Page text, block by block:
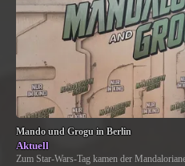
Mando und Grogu in Berlin
Aktuell
Zum Star-Wars-Tag kamen der